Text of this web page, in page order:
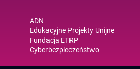
ADN
Edukacyjne Projekty Unijne
Fundacja ETRP
Cyberbezpieczeństwo